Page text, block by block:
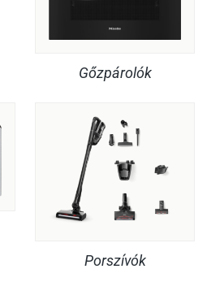
Gőzpárolók
Porszívók